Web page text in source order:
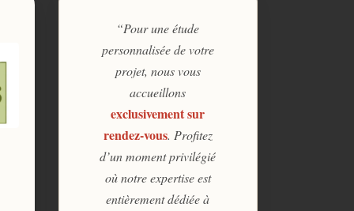
“Pour une étude
personnalisée de votre
projet, nous vous
accueillons
exclusivement sur
rendez-vous. Profitez
d’un moment privilégié
où notre expertise est
entièrement dédiée à